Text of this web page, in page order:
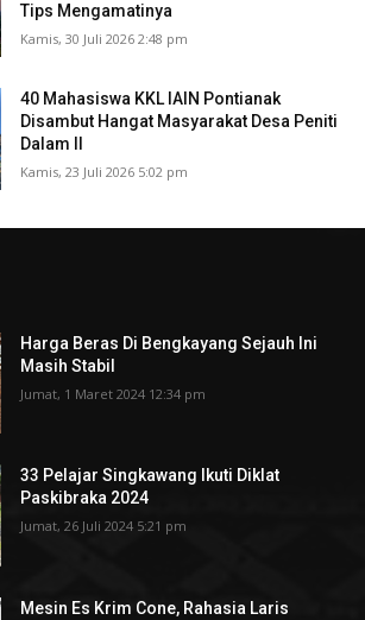
Tips Mengamatinya
Kamis, 30 Juli 2026 2:48 pm
40 Mahasiswa KKL IAIN Pontianak
Disambut Hangat Masyarakat Desa Peniti
Dalam II
Kamis, 23 Juli 2026 5:02 pm
Harga Beras Di Bengkayang Sejauh Ini
Masih Stabil
Jumat, 1 Maret 2024 12:34 pm
33 Pelajar Singkawang Ikuti Diklat
Paskibraka 2024
Jumat, 26 Juli 2024 5:21 pm
Mesin Es Krim Cone, Rahasia Laris